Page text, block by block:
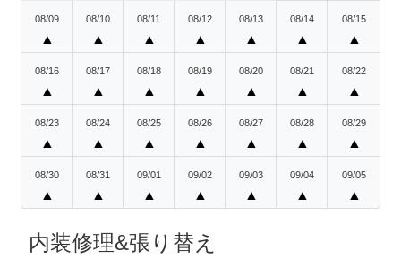
08/09
▲
08/10
▲
08/11
▲
08/12
▲
08/13
▲
08/14
▲
08/15
▲
08/16
▲
08/17
▲
08/18
▲
08/19
▲
08/20
▲
08/21
▲
08/22
▲
08/23
▲
08/24
▲
08/25
▲
08/26
▲
08/27
▲
08/28
▲
08/29
▲
08/30
▲
08/31
▲
09/01
▲
09/02
▲
09/03
▲
09/04
▲
09/05
▲
内装修理&張り替え